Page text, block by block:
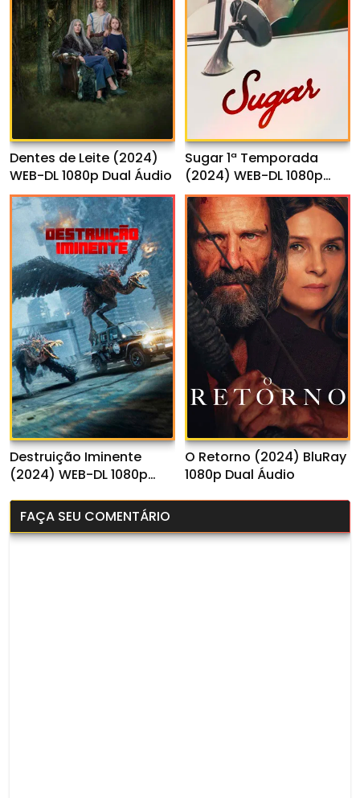
Dentes de Leite (2024)
WEB-DL 1080p Dual Áudio
Sugar 1ª Temporada
(2024) WEB-DL 1080p
Dual Áudio
Destruição Iminente
(2024) WEB-DL 1080p
O Retorno (2024) BluRay
1080p Dual Áudio
FAÇA SEU COMENTÁRIO